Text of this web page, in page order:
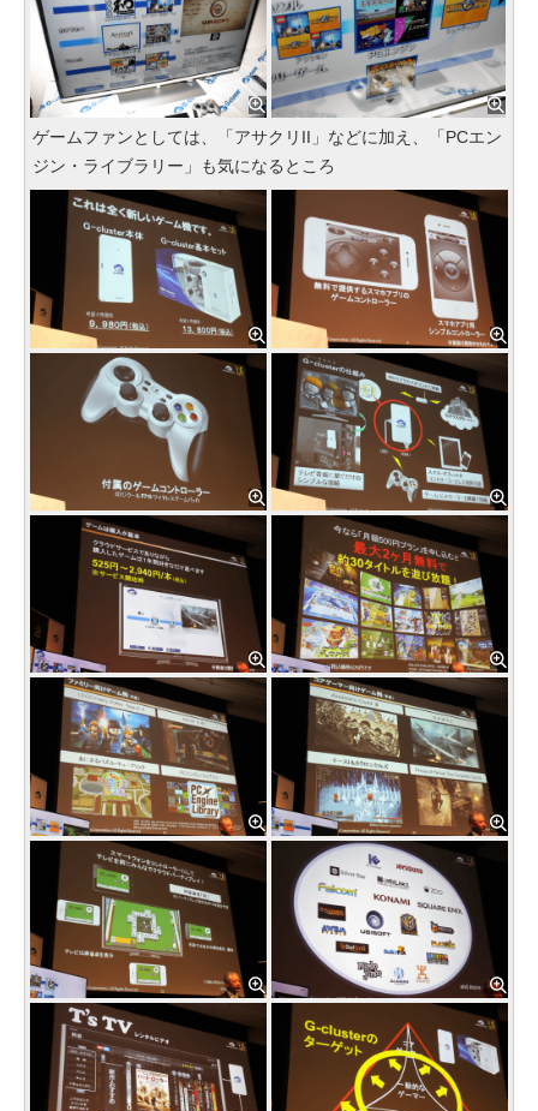
ゲームファンとしては、「アサクリII」などに加え、「PCエン
ジン・ライブラリー」も気になるところ